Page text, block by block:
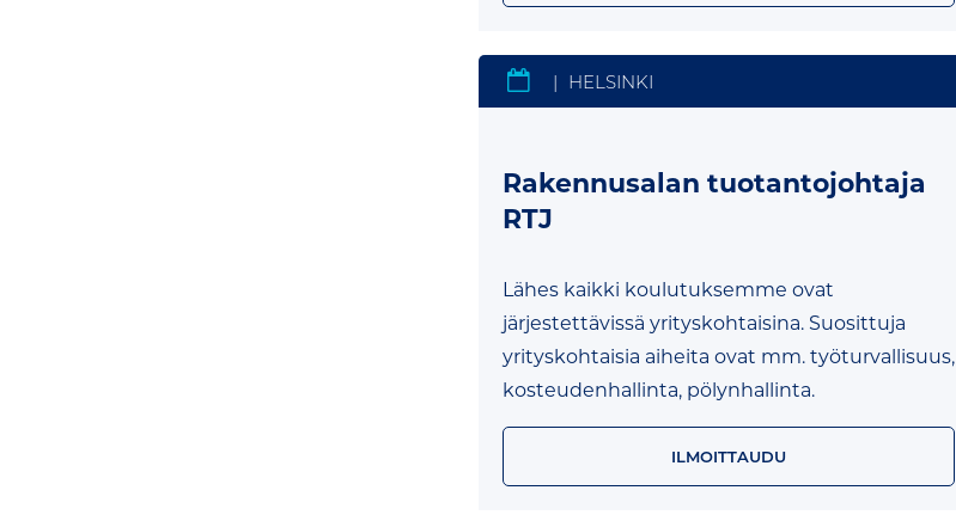
| HELSINKI
Rakennusalan tuotantojohtaja
RTJ
Lähes kaikki koulutuksemme ovat
järjestettävissä yrityskohtaisina. Suosittuja
yrityskohtaisia aiheita ovat mm. työturvallisuus,
kosteudenhallinta, pölynhallinta.
ILMOITTAUDU